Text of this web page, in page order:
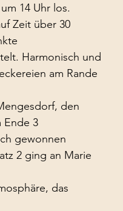
14 Uhr los.
Zeit über 30
Harmonisch und
am Rande
den
Ende 3
gewonnen
2 ging an Marie
das